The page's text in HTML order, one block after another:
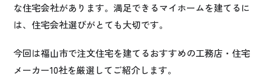
な住宅会社があります。満足できるマイホームを建てるに
は、住宅会社選びがとても大切です。
今回は福山市で注文住宅を建てるおすすめの工務店・住宅
メーカー10社を厳選してご紹介します。